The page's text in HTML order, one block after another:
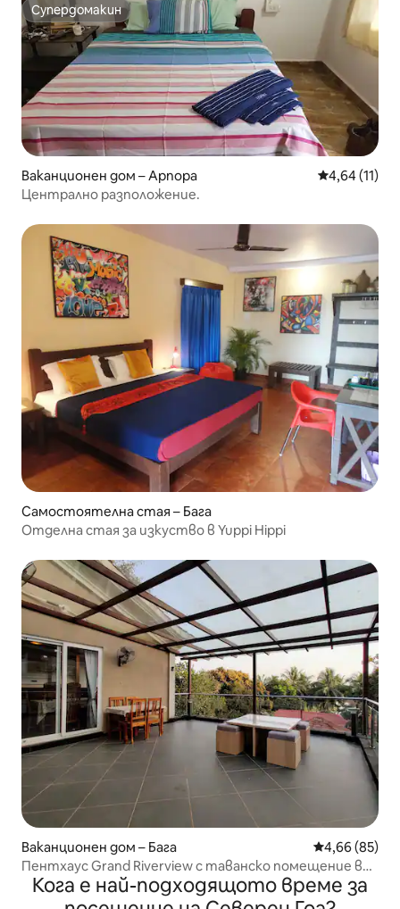
Супердомакин
Супердомакин
Ваканционен дом – Арпора Средна
4,64 (11)
Централно разположение.
Самостоятелна стая – Бага
Отделна стая за изкуство в Yuppi Hippi
Ваканционен дом – Бага Средна
4,66 (85)
Пентхаус Grand Riverview с таванско помещение в
Baga-Arpora
Кога е най-подходящото време за